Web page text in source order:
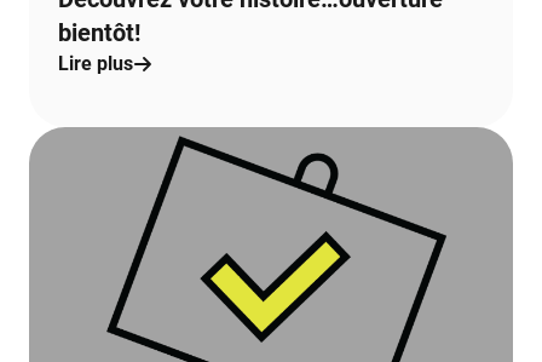
bientôt!
Lire plus